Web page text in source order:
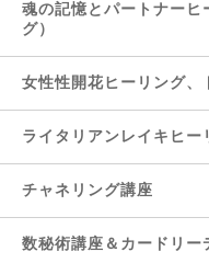
魂の記憶とパートナーヒ
グ）
女性性開花ヒーリング、
ライタリアンレイキヒー
チャネリング講座
数秘術講座＆カードリー